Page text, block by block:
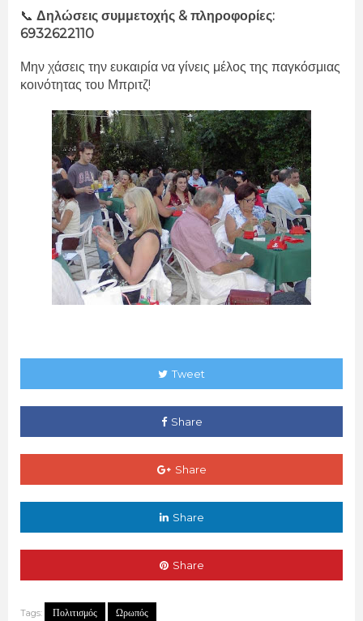
📞 Δηλώσεις συμμετοχής & πληροφορίες:
6932622110
Μην χάσεις την ευκαιρία να γίνεις μέλος της παγκόσμιας
κοινότητας του Μπριτζ!
Tweet
Share
Share
Share
Share
Tags: Πολιτισμός Ωρωπός